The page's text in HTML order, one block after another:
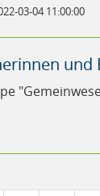
03-04 11:00:00
und